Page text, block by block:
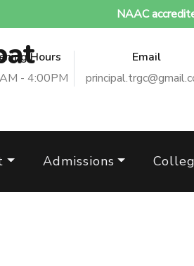
NAAC
Hours
- 4:00PM
Email
Admissions